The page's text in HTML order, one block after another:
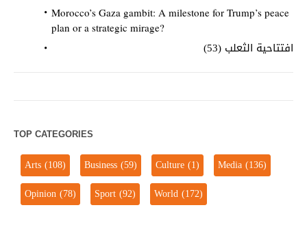
Morocco’s Gaza gambit: A milestone for Trump’s peace
plan or a strategic mirage?
افتتاحية الثعلب (53)
TOP CATEGORIES
Arts(108) Business(59) Culture(1) Media(136)
Opinion(78) Sport(92) World(172)